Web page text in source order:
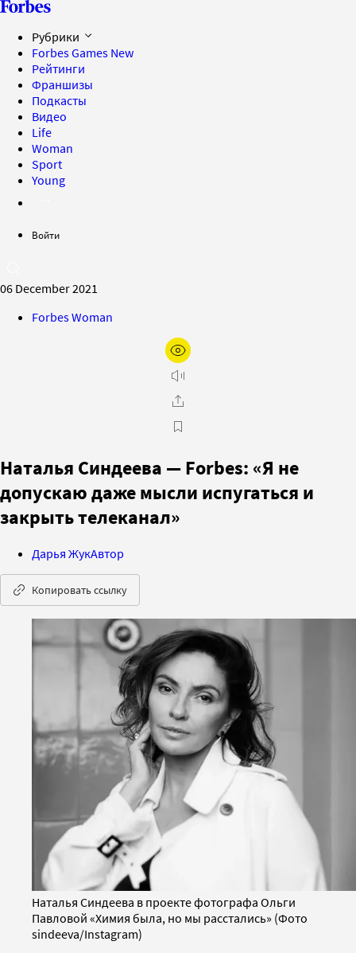
Рубрики
Forbes Games New
Рейтинги
Франшизы
Подкасты
Видео
Life
Woman
Sport
Young
Войти
06 December 2021
Forbes Woman
Наталья Синдеева — Forbes: «Я не
допускаю даже мысли испугаться и
закрыть телеканал»
Дарья ЖукАвтор
Копировать ссылку
Наталья Синдеева в проекте фотографа Ольги
Павловой «Химия была, но мы расстались» (Фото
sindeeva/Instagram)